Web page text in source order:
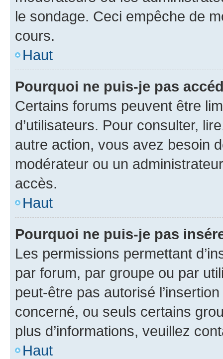
le sondage. Ceci empêche de
cours.
Haut
Pourquoi ne puis-je pas
Certains forums peuvent être
d’utilisateurs. Pour consulter,
autre action, vous avez besoin
modérateur ou un
accès.
Haut
Pourquoi ne puis-je pas
Les permissions permettant
par forum, par groupe ou par
peut-être pas autorisé
concerné, ou seuls certains
plus d’informations, veuillez
Haut